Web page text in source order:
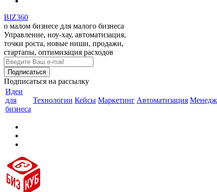
BIZ360
о малом бизнесе для малого бизнеса
Управление, ноу-хау, автоматизация,
точки роста, новые ниши, продажи,
стартапы, оптимизация расходов
Подписаться на рассылку
Идеи
для
бизнеса
Технологии Кейсы Маркетинг Автоматизация